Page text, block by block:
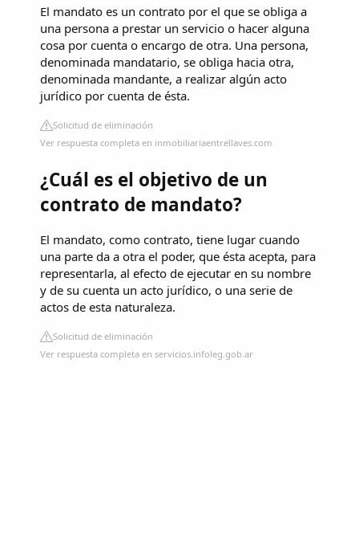
El mandato es un contrato por el que se obliga a
una persona a prestar un servicio o hacer alguna
cosa por cuenta o encargo de otra. Una persona,
denominada mandatario, se obliga hacia otra,
denominada mandante, a realizar algún acto
jurídico por cuenta de ésta.
Solicitud de eliminación
Ver respuesta completa en inmobiliariaentrellaves.com
¿Cuál es el objetivo de un
contrato de mandato?
El mandato, como contrato, tiene lugar cuando
una parte da a otra el poder, que ésta acepta, para
representarla, al efecto de ejecutar en su nombre
y de su cuenta un acto jurídico, o una serie de
actos de esta naturaleza.
Solicitud de eliminación
Ver respuesta completa en servicios.infoleg.gob.ar